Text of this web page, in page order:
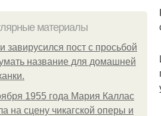
материалы
завирусился пост с просьбой
название для домашней
1955 года Мария Каллас
на сцену чикагской оперы и